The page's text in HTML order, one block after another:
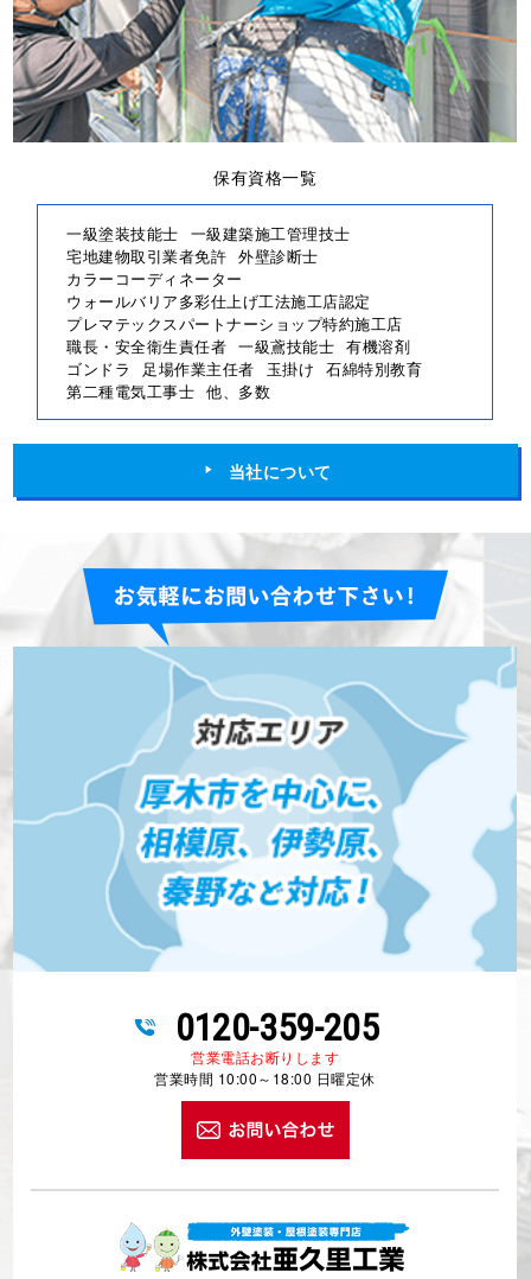
保有資格一覧
一級塗装技能士 一級建築施工管理技士
宅地建物取引業者免許 外壁診断士
カラーコーディネーター
ウォールバリア多彩仕上げ工法施工店認定
プレマテックスパートナーショップ特約施工店
職長・安全衛生責任者 一級鳶技能士 有機溶剤
ゴンドラ
足場作業主任者 玉掛け 石綿特別教育
第二種電気工事士 他、多数
当社について
0120-359-205
営業電話お断りします
営業時間 10:00～18:00 日曜定休